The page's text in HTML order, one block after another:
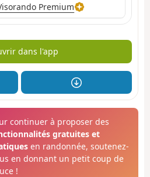
Premium
dans l'app
continuer à proposer des
gratuites et
en randonnée, soutenez-
en donnant un petit coup de
!